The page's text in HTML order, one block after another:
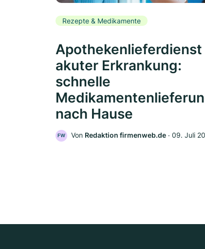
Rezepte & Medikamente
Apothekenlieferdienst
akuter Erkrankung:
schnelle
nach Hause
FW Von Redaktion firmenweb.de ‧ 09. Juli